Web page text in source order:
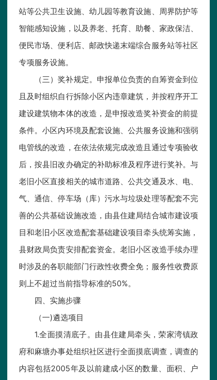
站等公共卫生设施、幼儿园等教育设施、周界防护等
智能感知设施，以及养老、托育、助餐、家政保洁、
便民市场、便利店、邮政快递末端综合服务站等社区
专项服务设施。
（三）奖补规定。申报单位负责的自筹资金到位
且及时组织自行拆除小区内违章建筑，并按程序开工
建设建筑物本体的改造，是申报改造奖补资金的前提
条件。小区内环境及配套设施、公共服务设施和强弱
电管线的改造，在依法依规完成改造且通过专项验收
后，按县旧改办确定的补助标准及程序进行奖补。与
老旧小区直接相关的城市道路、公共交通及水、电、
气、通信、停车场（库）污水与垃圾处理等配套不完
善的公共基础设施改造，由县住建局结合城市建设项
目和老旧小区改造配套基础建设项目牵头统筹实施，
县财政局负责安排配套资金。老旧小区改造手续办理
时涉及的各职能部门行政性收费全免；服务性收费原
则上不超过当前指导标准的50%。
四、实施步骤
（一)遴选项目
1.全面摸清底子。由县住建局牵头，荣家湾镇政
府和麻塘办事处组织社区进行全面摸底调查，调查的
内容包括2005年及以前建成小区的数量、面积、户